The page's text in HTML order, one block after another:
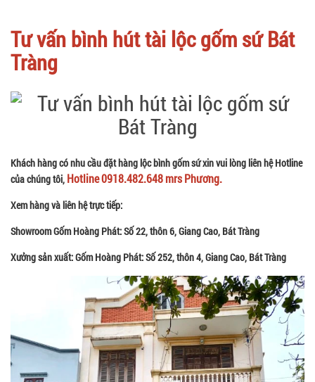
Tư vấn bình hút tài lộc gốm sứ Bát
Tràng
Khách hàng có nhu cầu đặt hàng lộc bình gốm sứ xin vui lòng liên hệ Hotline
của chúng tôi, Hotline 0918.482.648 mrs Phương.
Xem hàng và liên hệ trực tiếp:
Showroom Gốm Hoàng Phát: Số 22, thôn 6, Giang Cao, Bát Tràng
Xưởng sản xuất: Gốm Hoàng Phát: Số 252, thôn 4, Giang Cao, Bát Tràng